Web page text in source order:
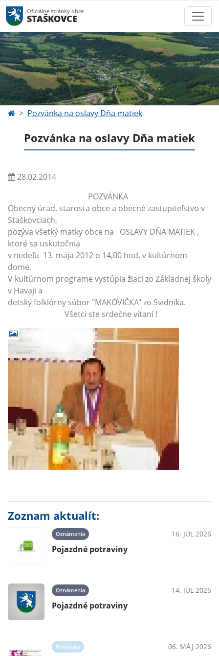
Oficiálne stránky obce
STAŠKOVCE
Pozvánka na oslavy Dňa matiek
Pozvánka na oslavy Dňa matiek
28.02.2014
POZVÁNKA
Obecný úrad, starosta obce a obecné zastupiteľstvo v
Staškovciach,
pozýva všetký matky obce na OSLAVY DŇA MATIEK ,
ktoré sa uskutočnia
v nedeľu 13. mája 2012 o 14,00 hod. v kultúrnom
dome.
V kultúrnom programe vystúpia žiaci zo Základnej školy
v Havaji a
detský folklórny súbor "MAKOVIČKA" zo Svidníka.
Všetci ste srdečne vítaní !
Zoznam aktualít:
Oznámenia 16. JÚL 2026
Pojazdné potraviny
Oznámenia 14. JÚL 2026
Pojazdné potraviny
Podujatia 06. MÁJ 2026